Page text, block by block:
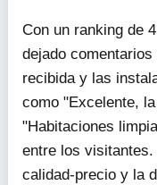
Con un ranking de
dejado
recibida y las
como "Excelente,
"Habitaciones
entre los
calidad-precio y la